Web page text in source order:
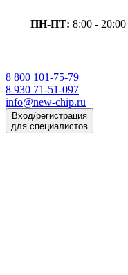
ПН-ПТ: 8:00 - 20:00
8 800 101-75-79
8 930 71-51-097
info@new-chip.ru
Вход/регистрация
для специалистов